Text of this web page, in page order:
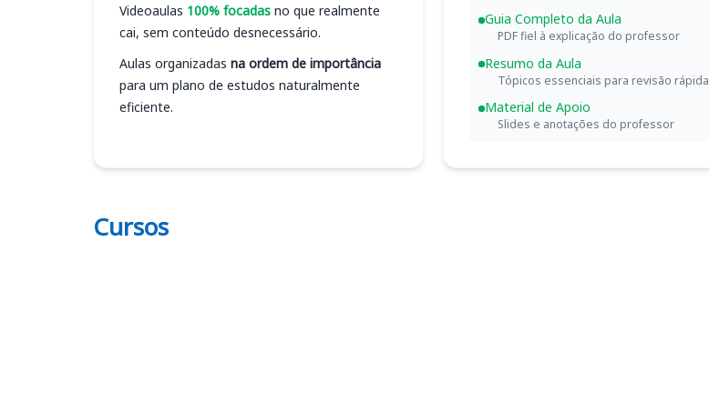
Videoaulas 100% focadas no que realmente
cai, sem conteúdo desnecessário.
Aulas organizadas na ordem de importância
para um plano de estudos naturalmente
eficiente.
Guia Completo da Aula
PDF fiel à explicação do professor
Resumo da Aula
Tópicos essenciais para revisão rápida
Material de Apoio
Slides e anotações do professor
Cursos